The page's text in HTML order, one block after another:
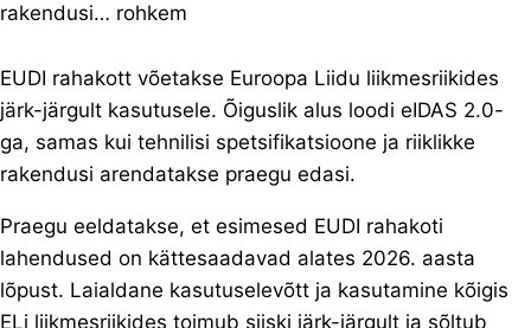
rakendusi… rohkem
EUDI rahakott võetakse Euroopa Liidu liikmesriikides
järk-järgult kasutusele. Õiguslik alus loodi eIDAS 2.0-
ga, samas kui tehnilisi spetsifikatsioone ja riiklikke
rakendusi arendatakse praegu edasi.
Praegu eeldatakse, et esimesed EUDI rahakoti
lahendused on kättesaadavad alates 2026. aasta
lõpust. Laialdane kasutuselevõtt ja kasutamine kõigis
ELi liikmesriikides toimub siiski järk-järgult ja sõltub